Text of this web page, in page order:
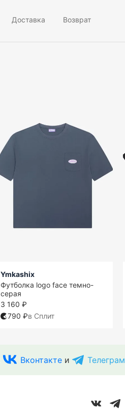
Доставка Возврат
Ymkashix
Футболка logo face темно-
серая
3 160 ₽
790 ₽в Сплит
Вконтакте и Телеграм